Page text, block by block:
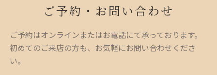
ご予約・お問い合わせ
ご予約はオンラインまたはお電話にて承っております。
初めてのご来店の方も、お気軽にお問い合わせくださ
い。